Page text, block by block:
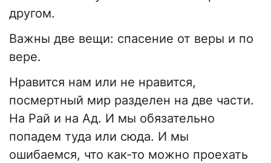
другом.
Важны две вещи: спасение от веры и по
вере.
Нравится нам или не нравится,
посмертный мир разделен на две части.
На Рай и на Ад. И мы обязательно
попадем туда или сюда. И мы
ошибаемся, что как-то можно проехать